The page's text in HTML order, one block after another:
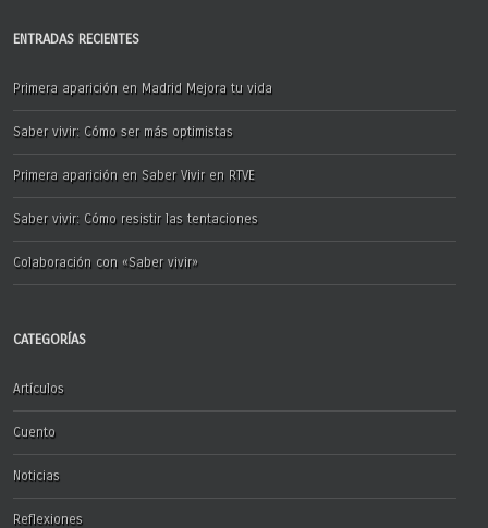
ENTRADAS RECIENTES
Primera aparición en Madrid Mejora tu vida
Saber vivir: Cómo ser más optimistas
Primera aparición en Saber Vivir en RTVE
Saber vivir: Cómo resistir las tentaciones
Colaboración con «Saber vivir»
CATEGORÍAS
Artículos
Cuento
Noticias
Reflexiones